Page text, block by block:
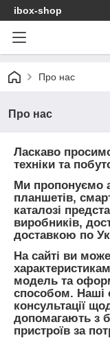
ibox-shop
Про нас
Про нас
Ласкаво
техніки та
Ми пропонуємо
планшетів,
каталозі
виробників,
доставкою по
На сайті ви
модель та
способом. Наші
консультації
допомагають з
пристроїв за